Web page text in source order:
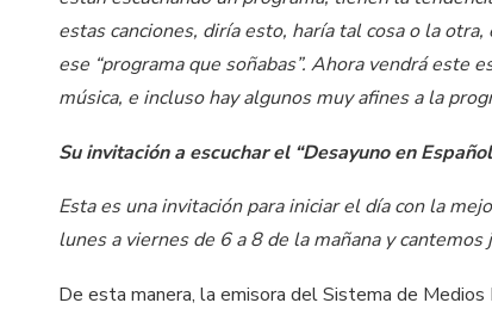
estas canciones, diría esto, haría tal cosa o la
ese “programa que soñabas”. Ahora vendrá este
música, e incluso hay algunos muy afines a la
Su invitación a escuchar el “Desayuno en
Esta es una invitación para iniciar el día con la
lunes a viernes de 6 a 8 de la mañana y
De esta manera, la emisora del Sistema de